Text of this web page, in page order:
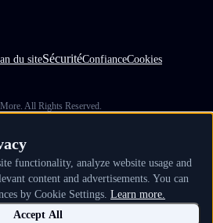
du siteSécuritéConfianceCookies
All Rights Reserved.
functionality, analyze website usage and
content and advertisements. You can
by Cookie Settings. Learn more.
Accept All